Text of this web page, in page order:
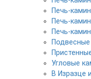
Печь-
Печь-
Печь-
Угловые
В Изразце